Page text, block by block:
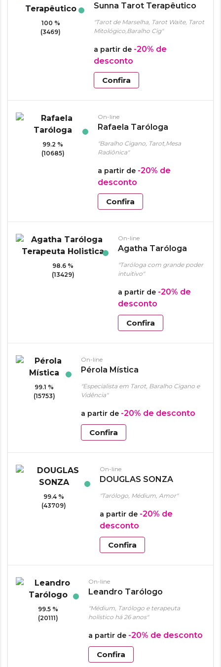
100 %
(3469)
Sunna Tarot Terapêutico
"Tarot de Marselha, Tarot Waite, Tarot
Mitológico,Baralho Cig"
a partir de -20% de
desconto
Confira
99.2 %
(10685)
On-line
Rafaela Taróloga
"Baralho Cigano, Tarot,Mesa
Radiônica"
a partir de -20% de
desconto
Confira
98.6 %
(13429)
On-line
Agatha Taróloga
Terapeuta Holistica
"Taróloga com grande poder
intuitivo"
a partir de -20% de
desconto
Confira
99.1 %
(15753)
On-line
Pérola Mística
"Especialista em Tarot, Baralho Cigano e
Vidência"
a partir de -20% de desconto
Confira
99.4 %
(43709)
On-line
DOUGLAS SONZA
"Tarólogo, Médium, Amor"
a partir de -20% de
desconto
Confira
99.5 %
(20111)
On-line
Leandro Tarólogo
"Médium, Tarólogo e terapeuta
holístico há 26 anos"
a partir de -20% de desconto
Confira